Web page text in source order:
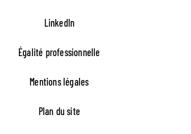
Footer FR Lefèvre
LinkedIn
Égalité professionnelle
Mentions légales
Plan du site